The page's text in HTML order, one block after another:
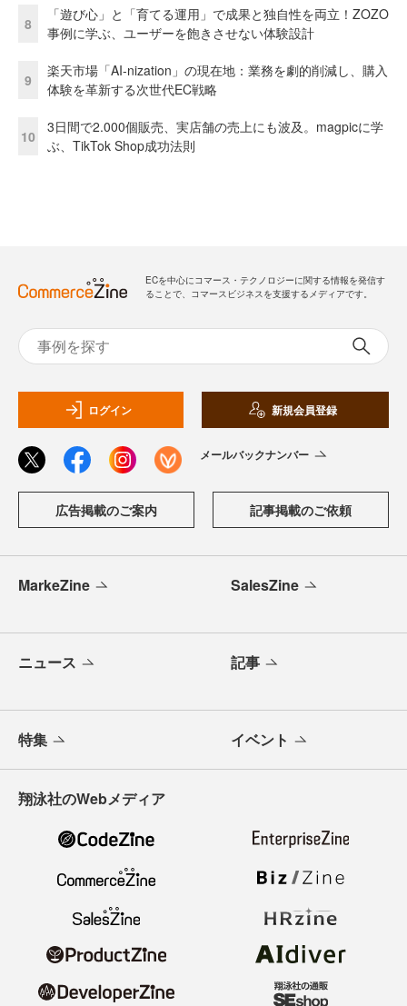
8
「遊び心」と「育てる運用」で成果と独自性を両立！ZOZO
事例に学ぶ、ユーザーを飽きさせない体験設計
9
楽天市場「AI-nization」の現在地：業務を劇的削減し、購入
体験を革新する次世代EC戦略
10
3日間で2.000個販売、実店舗の売上にも波及。magpicに学
ぶ、TikTok Shop成功法則
ECを中心にコマース・テクノロジーに関する情報を発信す
ることで、コマースビジネスを支援するメディアです。
ログイン 新規会員登録
メールバックナンバー
広告掲載のご案内 記事掲載のご依頼
MarkeZine SalesZine
ニュース 記事
特集 イベント
翔泳社のWebメディア